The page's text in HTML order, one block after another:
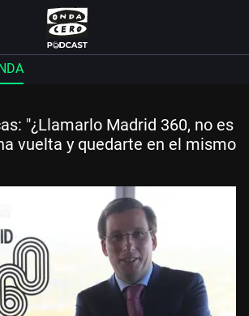
"¿Llamarlo Madrid 360, no es
vuelta y quedarte en el mismo